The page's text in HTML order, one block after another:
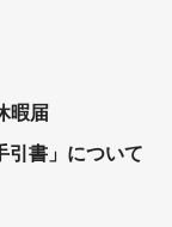
暇届
引書」について